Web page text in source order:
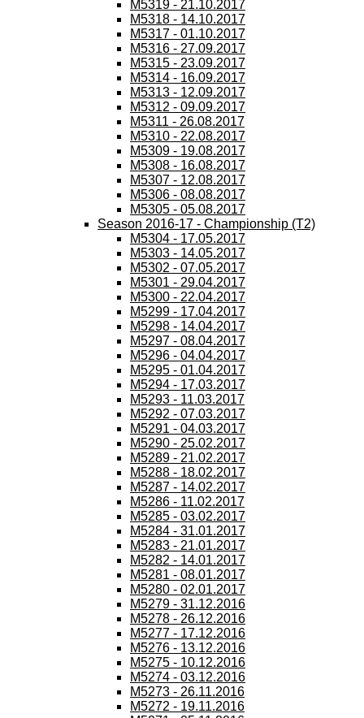
M5319 - 21.10.2017
M5318 - 14.10.2017
M5317 - 01.10.2017
M5316 - 27.09.2017
M5315 - 23.09.2017
M5314 - 16.09.2017
M5313 - 12.09.2017
M5312 - 09.09.2017
M5311 - 26.08.2017
M5310 - 22.08.2017
M5309 - 19.08.2017
M5308 - 16.08.2017
M5307 - 12.08.2017
M5306 - 08.08.2017
M5305 - 05.08.2017
Season 2016-17 - Championship (T2)
M5304 - 17.05.2017
M5303 - 14.05.2017
M5302 - 07.05.2017
M5301 - 29.04.2017
M5300 - 22.04.2017
M5299 - 17.04.2017
M5298 - 14.04.2017
M5297 - 08.04.2017
M5296 - 04.04.2017
M5295 - 01.04.2017
M5294 - 17.03.2017
M5293 - 11.03.2017
M5292 - 07.03.2017
M5291 - 04.03.2017
M5290 - 25.02.2017
M5289 - 21.02.2017
M5288 - 18.02.2017
M5287 - 14.02.2017
M5286 - 11.02.2017
M5285 - 03.02.2017
M5284 - 31.01.2017
M5283 - 21.01.2017
M5282 - 14.01.2017
M5281 - 08.01.2017
M5280 - 02.01.2017
M5279 - 31.12.2016
M5278 - 26.12.2016
M5277 - 17.12.2016
M5276 - 13.12.2016
M5275 - 10.12.2016
M5274 - 03.12.2016
M5273 - 26.11.2016
M5272 - 19.11.2016